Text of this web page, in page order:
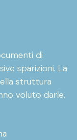
di
sparizioni. La
struttura
voluto darle.